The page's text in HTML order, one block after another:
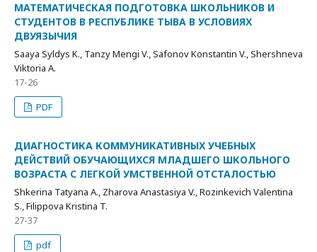
МАТЕМАТИЧЕСКАЯ ПОДГОТОВКА ШКОЛЬНИКОВ И
СТУДЕНТОВ В РЕСПУБЛИКЕ ТЫВА В УСЛОВИЯХ
ДВУЯЗЫЧИЯ
Saaya Syldys K., Tanzy Mengi V., Safonov Konstantin V., Shershneva
Viktoria A.
17-26
PDF
ДИАГНОСТИКА КОММУНИКАТИВНЫХ УЧЕБНЫХ
ДЕЙСТВИЙ ОБУЧАЮЩИХСЯ МЛАДШЕГО ШКОЛЬНОГО
ВОЗРАСТА С ЛЕГКОЙ УМСТВЕННОЙ ОТСТАЛОСТЬЮ
Shkerina Tatyana A., Zharova Anastasiya V., Rozinkevich Valentina
S., Filippova Kristina T.
27-37
pdf